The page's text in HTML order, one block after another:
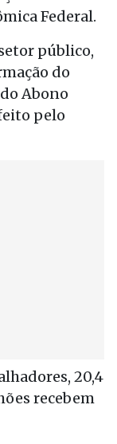
Federal.
público,
do
Abono
pelo
20,4
recebem